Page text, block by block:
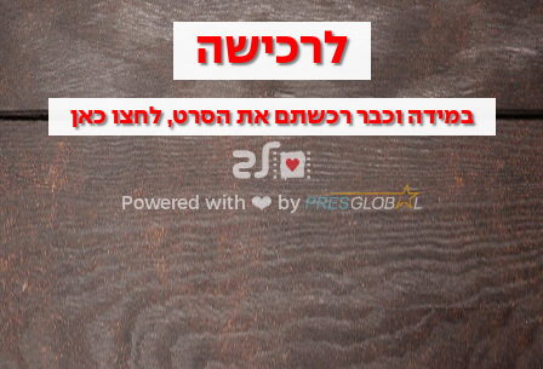
לרכישה
במידה וכבר רכשתם את הסרט, לחצו כאן
Powered with ❤️ by